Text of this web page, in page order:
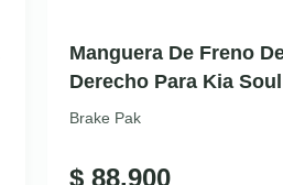
Manguera De Freno
Derecho Para Kia Soul
Brake Pak
$ 88.900